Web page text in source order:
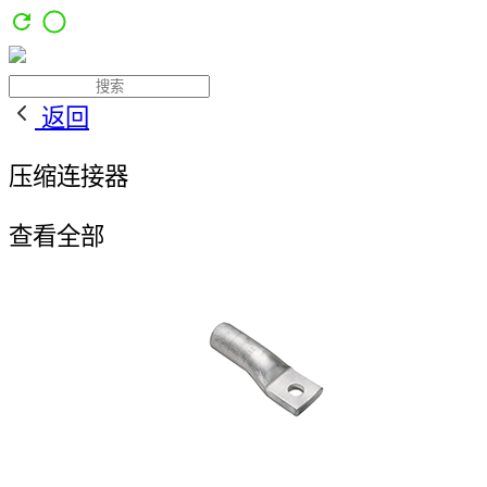
返回
压缩连接器
查看全部